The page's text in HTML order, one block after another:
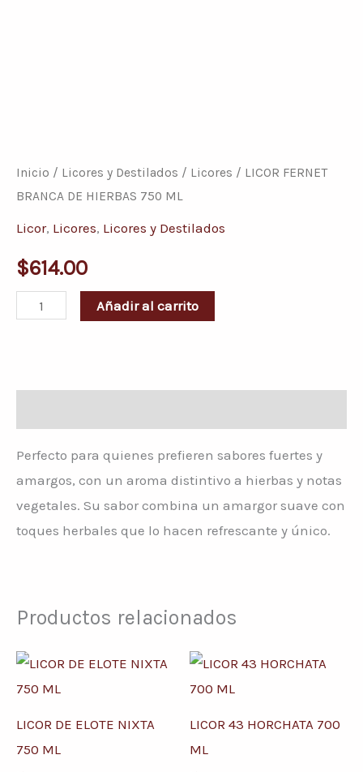
Inicio / Licores y Destilados / Licores / LICOR FERNET
BRANCA DE HIERBAS 750 ML
Licor, Licores, Licores y Destilados
$614.00
BRANCA
DE
HIERBAS
ML
cantidad
Añadir al carrito
Perfecto para quienes prefieren sabores fuertes y
amargos, con un aroma distintivo a hierbas y notas
vegetales. Su sabor combina un amargor suave con
toques herbales que lo hacen refrescante y único.
Productos relacionados
LICOR DE ELOTE NIXTA
750 ML
LICOR 43 HORCHATA 700
ML